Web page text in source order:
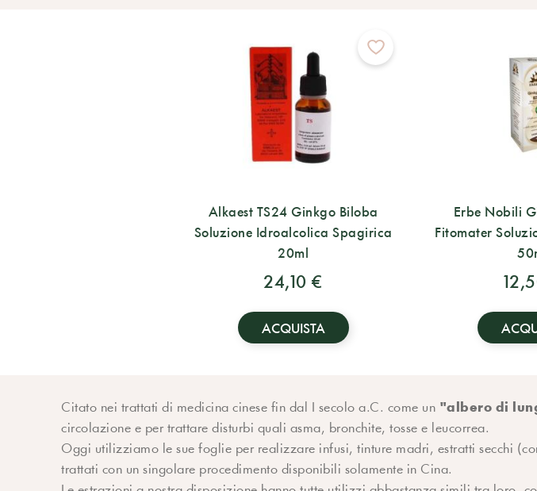
Alkaest TS24 Ginkgo Biloba
Soluzione Idroalcolica Spagirica
20ml
24,10 €
ACQUISTA
Erbe Nobili
Fitomater
Citato nei trattati di medicina cinese fin dal I secolo a.C. come un "albero di
circolazione e per trattare disturbi quali asma, bronchite, tosse e leucorrea.
Oggi utilizziamo le sue foglie per realizzare infusi, tinture madri, estratti secchi
trattati con un singolare procedimento disponibili solamente in Cina.